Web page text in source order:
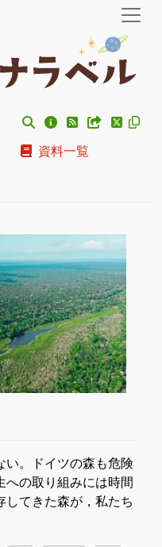
資料一覧
い。ドイツの森も危険
への取り組みには時間
てきた森が，私たち